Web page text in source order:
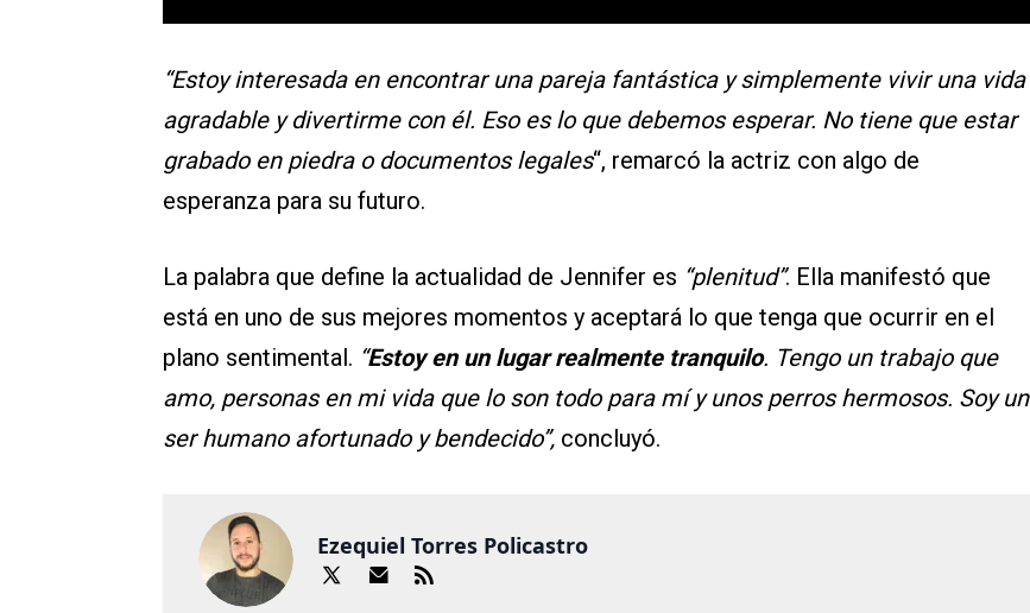
“Estoy interesada en encontrar una pareja fantástica y simplemente vivir una vida
agradable y divertirme con él. Eso es lo que debemos esperar. No tiene que estar
grabado en piedra o documentos legales“, remarcó la actriz con algo de
esperanza para su futuro.
La palabra que define la actualidad de Jennifer es “plenitud”. Ella manifestó que
está en uno de sus mejores momentos y aceptará lo que tenga que ocurrir en el
plano sentimental. “Estoy en un lugar realmente tranquilo. Tengo un trabajo que
amo, personas en mi vida que lo son todo para mí y unos perros hermosos. Soy un
ser humano afortunado y bendecido”, concluyó.
Ezequiel Torres Policastro